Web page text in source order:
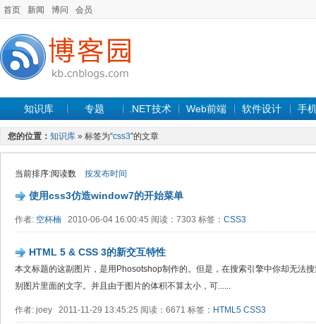
首页 新闻 博问 会员
知识库 专题 .NET技术 Web前端 软件设计 手
您的位置： 知识库 » 标签为“css3”的文章
当前排序:阅读数 按发布时间
使用css3仿造window7的开始菜单
作者: 空杯楠 2010-06-04 16:00:45 阅读：7303 标签： CSS3
HTML 5 & CSS 3的新交互特性
本文标题的这副图片，是用Phosotshop制作的。但是，在搜索引擎中你却无法
别图片里面的文字。并且由于图片的体积不算太小，可......
作者: joey 2011-11-29 13:45:25 阅读：6671 标签： HTML5 CSS3